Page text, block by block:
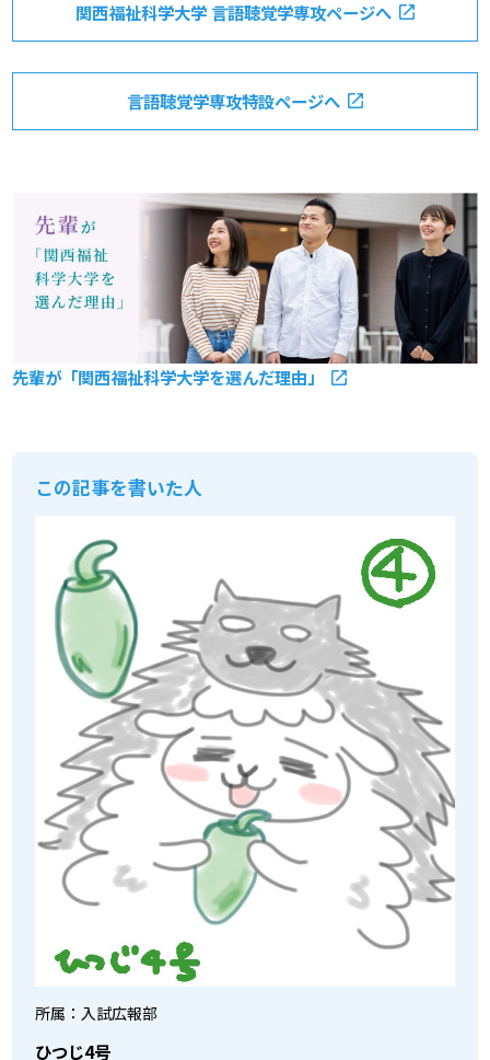
関西福祉科学大学 言語聴覚学専攻ページへ
言語聴覚学専攻特設ページへ
先輩が「関西福祉科学大学を選んだ理由」
この記事を書いた人
所属：入試広報部
ひつじ4号